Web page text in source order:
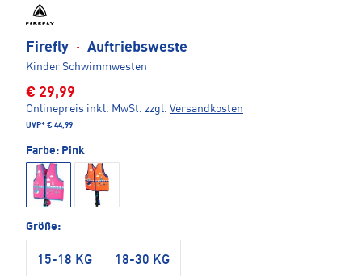
Firefly · Auftriebsweste
Kinder Schwimmwesten
€ 29,99
Onlinepreis inkl. MwSt. zzgl. Versandkosten
UVP* € 44,99
Farbe: Pink
Größe:
15-18 KG 18-30 KG